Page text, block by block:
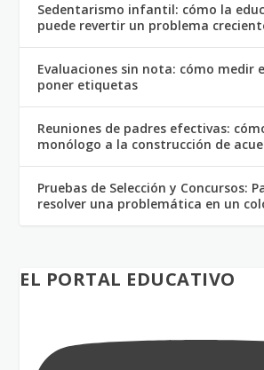
Sedentarismo infantil: cómo la
puede revertir un problema
Evaluaciones sin nota: cómo medir
poner etiquetas
Reuniones de padres efectivas:
monólogo a la construcción de
Pruebas de Selección y Concursos:
resolver una problemática en un
EL PORTAL EDUCATIVO